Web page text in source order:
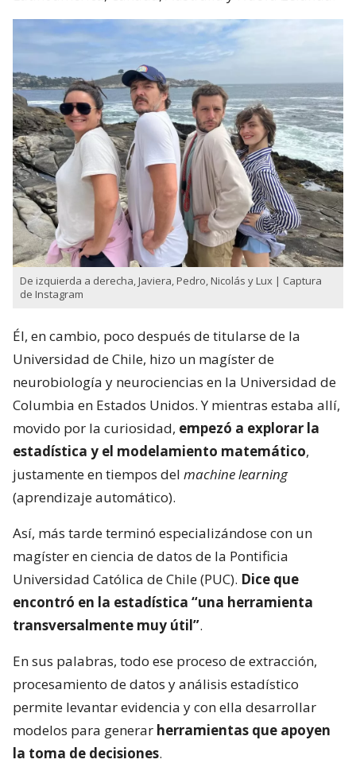
De izquierda a derecha, Javiera, Pedro, Nicolás y Lux | Captura
de Instagram
Él, en cambio, poco después de titularse de la
Universidad de Chile, hizo un magíster de
neurobiología y neurociencias en la Universidad de
Columbia en Estados Unidos. Y mientras estaba allí,
movido por la curiosidad, empezó a explorar la
estadística y el modelamiento matemático,
justamente en tiempos del machine learning
(aprendizaje automático).
Así, más tarde terminó especializándose con un
magíster en ciencia de datos de la Pontificia
Universidad Católica de Chile (PUC). Dice que
encontró en la estadística “una herramienta
transversalmente muy útil”.
En sus palabras, todo ese proceso de extracción,
procesamiento de datos y análisis estadístico
permite levantar evidencia y con ella desarrollar
modelos para generar herramientas que apoyen
la toma de decisiones.